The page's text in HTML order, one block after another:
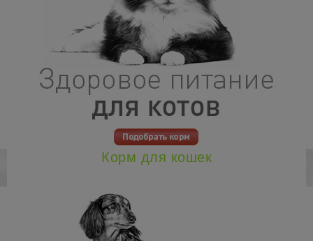
Корм для кошек